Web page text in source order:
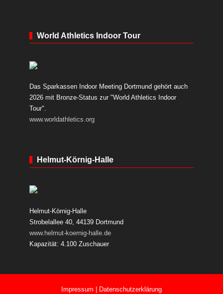
World Athletics Indoor Tour
Das Sparkassen Indoor Meeting Dortmund gehört auch
2026 mit Bronze-Status zur "World Athletics Indoor
Tour".
www.worldathletics.org
Helmut-Körnig-Halle
Helmut-Körnig-Halle
Strobelallee 40, 44139 Dortmund
www.helmut-koernig-halle.de
Kapazität: 4.100 Zuschauer
Impressum Datenschutzerklärung